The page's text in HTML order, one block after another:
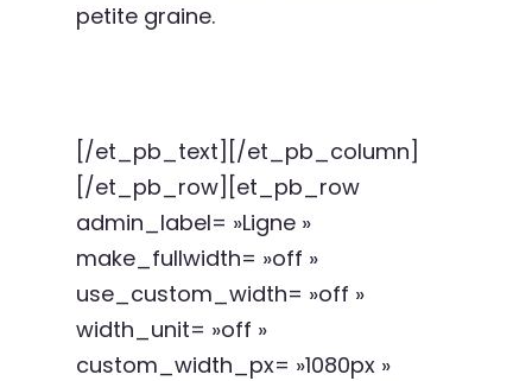
petite graine.
[/et_pb_text][/et_pb_column]
[/et_pb_row][et_pb_row
admin_label= »Ligne »
make_fullwidth= »off »
use_custom_width= »off »
width_unit= »off »
custom_width_px= »1080px »